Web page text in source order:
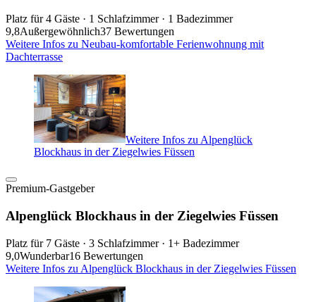
Platz für 4 Gäste · 1 Schlafzimmer · 1 Badezimmer
9,8Außergewöhnlich37 Bewertungen
Weitere Infos zu Neubau-komfortable Ferienwohnung mit
Dachterrasse
Weitere Infos zu Alpenglück
Blockhaus in der Ziegelwies Füssen
Premium-Gastgeber
Alpenglück Blockhaus in der Ziegelwies Füssen
Platz für 7 Gäste · 3 Schlafzimmer · 1+ Badezimmer
9,0Wunderbar16 Bewertungen
Weitere Infos zu Alpenglück Blockhaus in der Ziegelwies Füssen